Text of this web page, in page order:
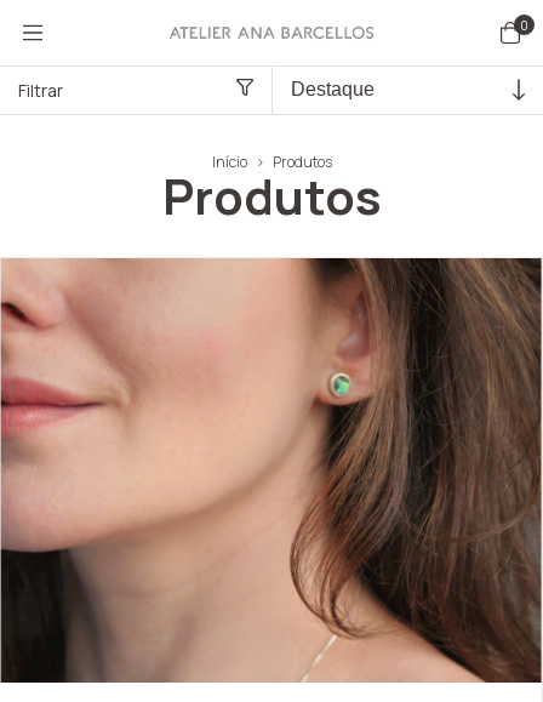
0
Filtrar
Início > Produtos
Produtos